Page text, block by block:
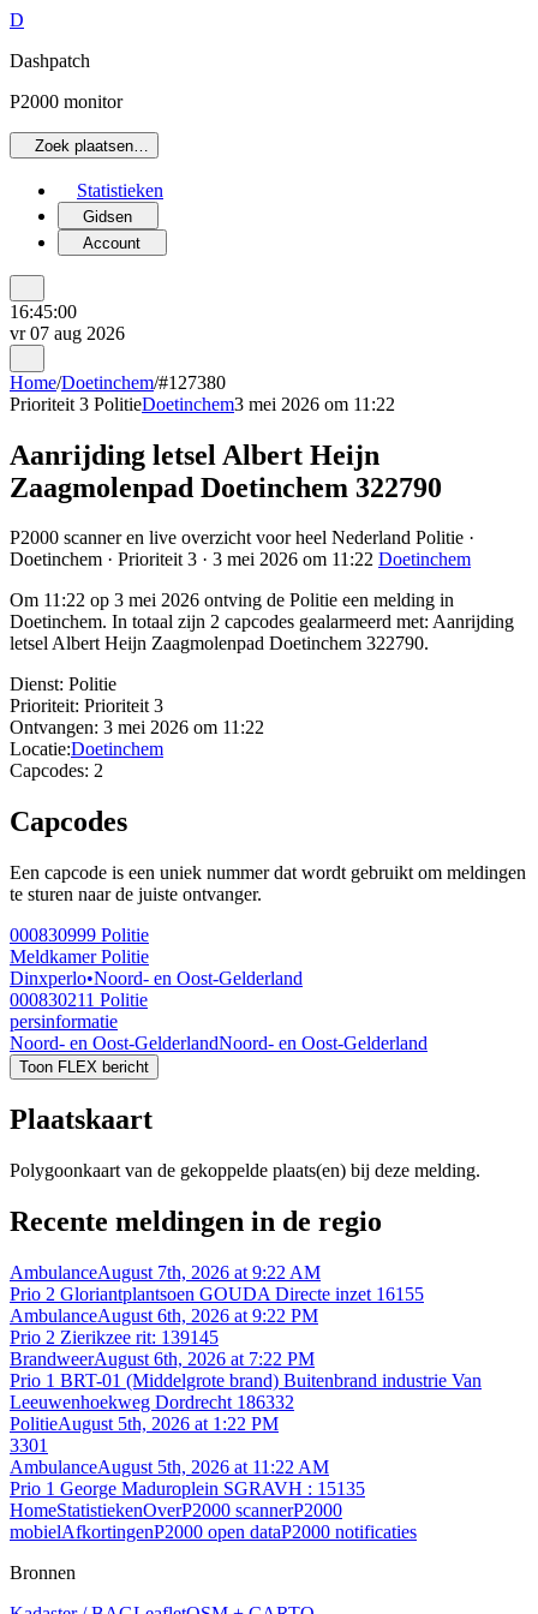
D
Dashpatch
P2000 monitor
Zoek plaatsen…
Statistieken
Gidsen
Account
16:45:00
vr 07 aug 2026
Home/Doetinchem/#127380
Prioriteit 3 PolitieDoetinchem3 mei 2026 om 11:22
Aanrijding letsel Albert Heijn
Zaagmolenpad Doetinchem 322790
P2000 scanner en live overzicht voor heel Nederland Politie ·
Doetinchem · Prioriteit 3 · 3 mei 2026 om 11:22 Doetinchem
Om 11:22 op 3 mei 2026 ontving de Politie een melding in
Doetinchem. In totaal zijn 2 capcodes gealarmeerd met: Aanrijding
letsel Albert Heijn Zaagmolenpad Doetinchem 322790.
Dienst: Politie
Prioriteit: Prioriteit 3
Ontvangen: 3 mei 2026 om 11:22
Locatie:Doetinchem
Capcodes: 2
Capcodes
Een capcode is een uniek nummer dat wordt gebruikt om meldingen
te sturen naar de juiste ontvanger.
000830999 Politie
Meldkamer Politie
Dinxperlo•Noord- en Oost-Gelderland
000830211 Politie
persinformatie
Noord- en Oost-GelderlandNoord- en Oost-Gelderland
Toon FLEX bericht
Plaatskaart
Polygoonkaart van de gekoppelde plaats(en) bij deze melding.
Recente meldingen in de regio
AmbulanceAugust 7th, 2026 at 9:22 AM
Prio 2 Gloriantplantsoen GOUDA Directe inzet 16155
AmbulanceAugust 6th, 2026 at 9:22 PM
Prio 2 Zierikzee rit: 139145
BrandweerAugust 6th, 2026 at 7:22 PM
Prio 1 BRT-01 (Middelgrote brand) Buitenbrand industrie Van
Leeuwenhoekweg Dordrecht 186332
PolitieAugust 5th, 2026 at 1:22 PM
3301
AmbulanceAugust 5th, 2026 at 11:22 AM
Prio 1 George Maduroplein SGRAVH : 15135
HomeStatistiekenOverP2000 scannerP2000
mobielAfkortingenP2000 open dataP2000 notificaties
Bronnen